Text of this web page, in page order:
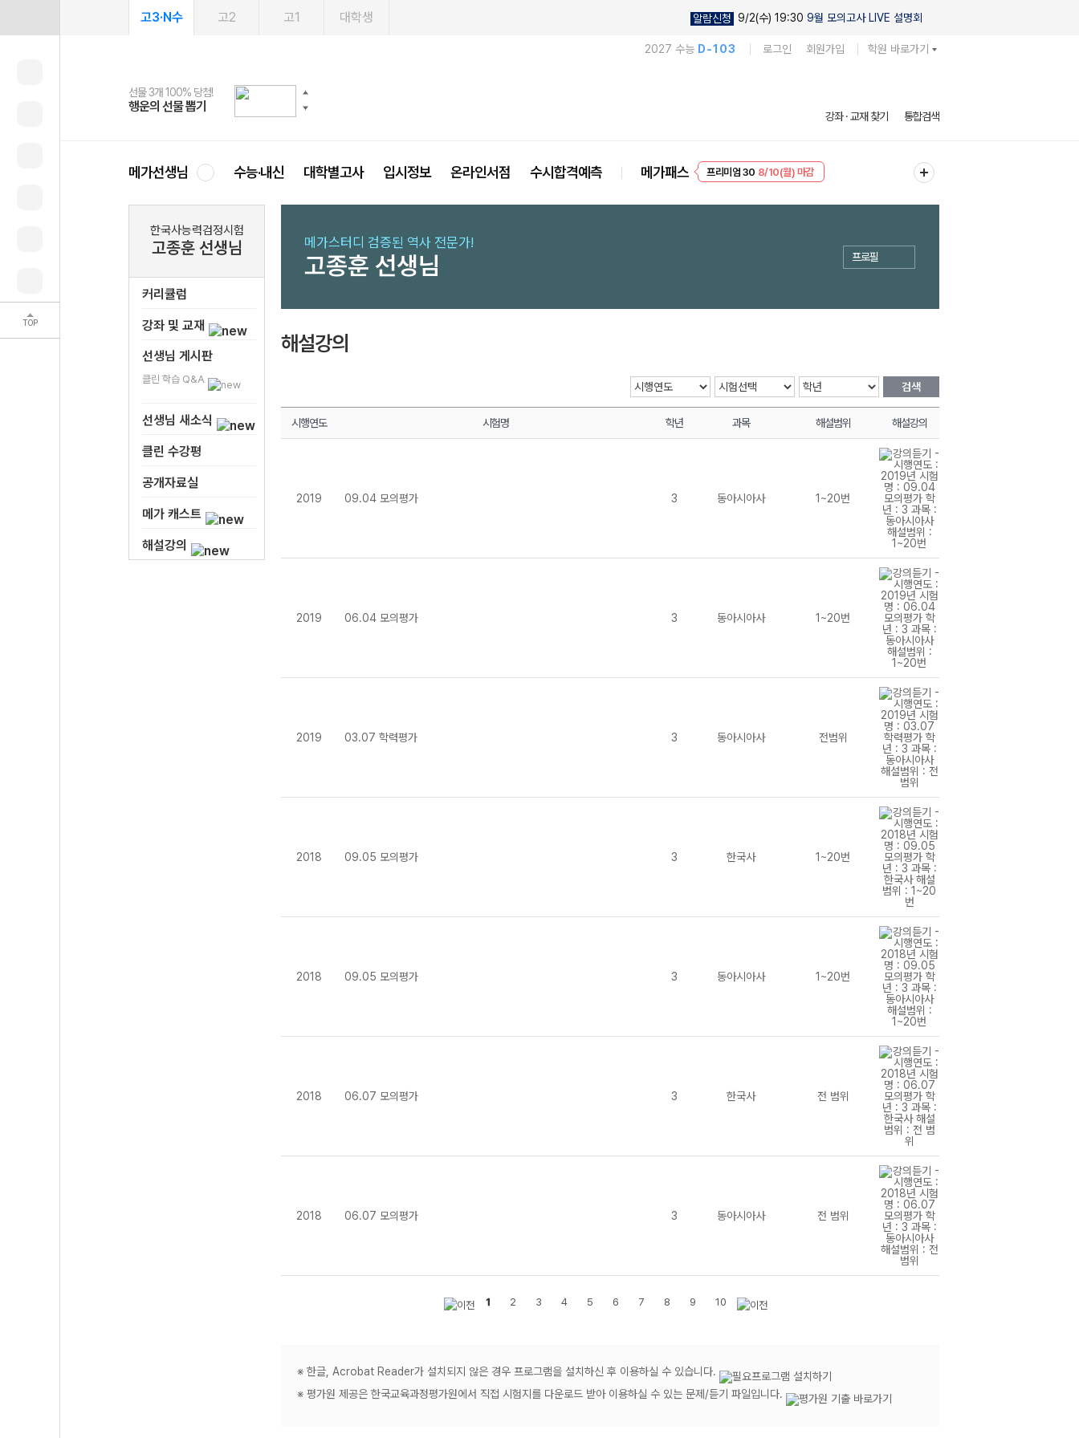
TOP
고3·N수 고2 고1 대학생 알람신청 9/2(수) 19:30 9월 모의고사 LIVE 설명회
2027 수능 D-103 로그인 회원가입 학원 바로가기
선물 3개 100% 당첨!
행운의 선물 뽑기
선물 100% 증정!
메가스터디 X 올리브
여름방학 스터디 캐시백
메가런 썸머스쿨
2027 러셀 단과
강사 공개선발
스마트러닝앱
설문 EVENT
메가패스
3일 무료 체험권
메가패스 수강생 무료혜택!
메가클럽 멤버십
사회공헌 캠페인
희망이룸 메가나눔
강좌 · 교재 찾기 통합검색
메가선생님 수능·내신 대학별고사 입시정보 온라인서점 수시합격예측 메가패스 프리미엄 30 8/10(월) 마감
EVENT 8/10(월) 마감
한국사능력검정시험
고종훈 선생님
커리큘럼
강좌 및 교재
선생님 게시판
클린 학습 Q&A
선생님 새소식
클린 수강평
공개자료실
메가 캐스트
해설강의
메가스터디 검증된 역사 전문가!
고종훈 선생님 프로필
해설강의
검색
시행연도 시험명 학년 과목 해설범위 해설강의
2019 09.04 모의평가 3 동아시아사 1~20번
2019 06.04 모의평가 3 동아시아사 1~20번
2019 03.07 학력평가 3 동아시아사 전범위
2018 09.05 모의평가 3 한국사 1~20번
2018 09.05 모의평가 3 동아시아사 1~20번
2018 06.07 모의평가 3 한국사 전 범위
2018 06.07 모의평가 3 동아시아사 전 범위
1 2 3 4 5 6 7 8 9 10
※ 한글, Acrobat Reader가 설치되지 않은 경우 프로그램을 설치하신 후 이용하실 수 있습니다.
※ 평가원 제공은 한국교육과정평가원에서 직접 시험지를 다운로드 받아 이용하실 수 있는 문제/듣기 파일입니다.